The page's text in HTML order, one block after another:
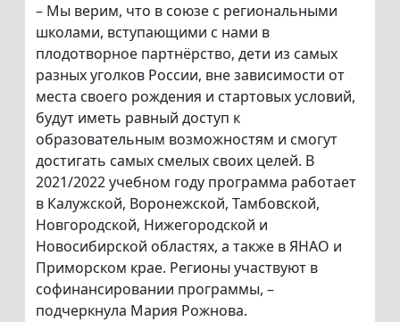
– Мы верим, что в союзе с региональными
школами, вступающими с нами в
плодотворное партнёрство, дети из самых
разных уголков России, вне зависимости от
места своего рождения и стартовых условий,
будут иметь равный доступ к
образовательным возможностям и смогут
достигать самых смелых своих целей. В
2021/2022 учебном году программа работает
в Калужской, Воронежской, Тамбовской,
Новгородской, Нижегородской и
Новосибирской областях, а также в ЯНАО и
Приморском крае. Регионы участвуют в
софинансировании программы, –
подчеркнула Мария Рожнова.